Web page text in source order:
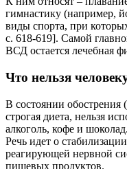
гимнастику (например,
виды спорта, при
с. 618-619]. Самой
ВСД остается лечебная
Что нельзя
В состоянии обострения
строгая диета, нельзя
алкоголь, кофе и
Речь идет о
реагирующей нервной
пищевых продуктов.